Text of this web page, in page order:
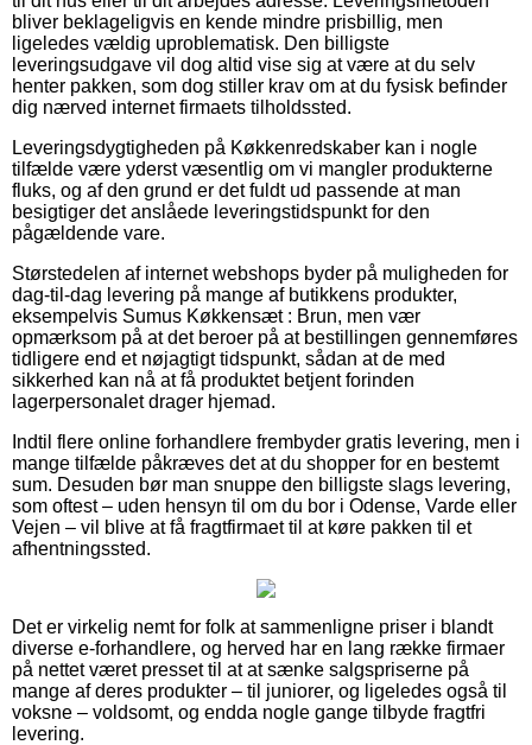
bliver beklageligvis en kende mindre prisbillig, men
ligeledes vældig uproblematisk. Den billigste
leveringsudgave vil dog altid vise sig at være at du selv
henter pakken, som dog stiller krav om at du fysisk befinder
dig nærved internet firmaets tilholdssted.
Leveringsdygtigheden på Køkkenredskaber kan i nogle
tilfælde være yderst væsentlig om vi mangler produkterne
fluks, og af den grund er det fuldt ud passende at man
besigtiger det anslåede leveringstidspunkt for den
pågældende vare.
Størstedelen af internet webshops byder på muligheden for
dag-til-dag levering på mange af butikkens produkter,
eksempelvis Sumus Køkkensæt : Brun, men vær
opmærksom på at det beroer på at bestillingen gennemføres
tidligere end et nøjagtigt tidspunkt, sådan at de med
sikkerhed kan nå at få produktet betjent forinden
lagerpersonalet drager hjemad.
Indtil flere online forhandlere frembyder gratis levering, men i
mange tilfælde påkræves det at du shopper for en bestemt
sum. Desuden bør man snuppe den billigste slags levering,
som oftest – uden hensyn til om du bor i Odense, Varde eller
Vejen – vil blive at få fragtfirmaet til at køre pakken til et
afhentningssted.
Det er virkelig nemt for folk at sammenligne priser i blandt
diverse e-forhandlere, og herved har en lang række firmaer
på nettet været presset til at at sænke salgspriserne på
mange af deres produkter – til juniorer, og ligeledes også til
voksne – voldsomt, og endda nogle gange tilbyde fragtfri
levering.